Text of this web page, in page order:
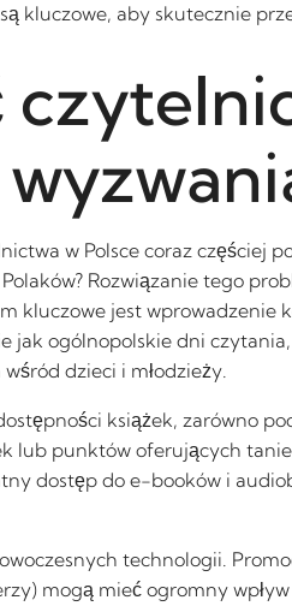
kluczowe, aby skutecznie
w Polsce coraz częściej
Rozwiązanie tego
kluczowe jest
jak ogólnopolskie dni
dzieci i młodzieży.
książek, zarówno
lub punktów oferujących
dostęp do e-booków i
technologii.
mogą mieć ogromny